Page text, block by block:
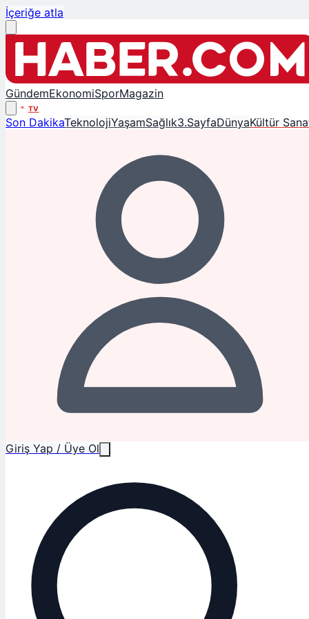
İçeriğe atla
GündemEkonomiSporMagazin
TV
Son DakikaTeknolojiYaşamSağlık3.SayfaDünyaKültür
Giriş Yap / Üye Ol